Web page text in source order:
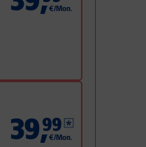
€/Mon.
39,99
€/Mon.